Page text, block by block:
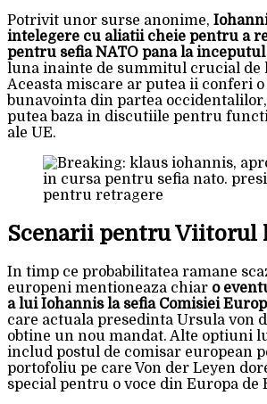
Potrivit unor surse anonime,
intelegere cu aliatii cheie pentru a
pentru sefia NATO pana la
luna inainte de summitul crucial de
Aceasta miscare ar putea ii conferi
bunavointa din partea
putea baza in discutiile pentru
ale UE.
Scenarii pentru Viitorul
In timp ce probabilitatea ramane
europeni mentioneaza chiar o
a lui Iohannis la sefia Comisiei
care actuala presedinta Ursula von
obtine un nou mandat. Alte optiuni
includ postul de comisar european
portofoliu pe care Von der Leyen
special pentru o voce din Europa de